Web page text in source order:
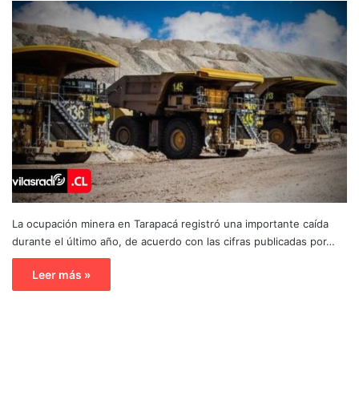
La ocupación minera en Tarapacá registró una importante caída
durante el último año, de acuerdo con las cifras publicadas por…
Leer más »